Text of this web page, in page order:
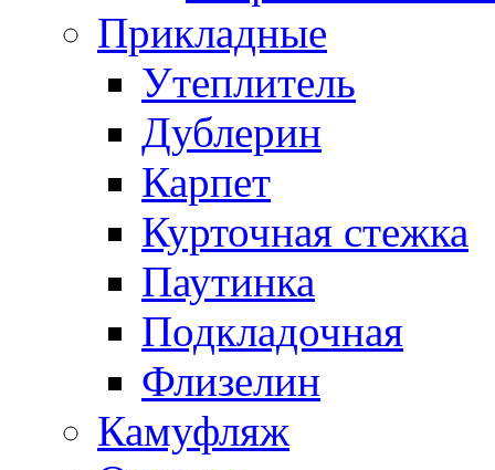
Прикладные
Утеплитель
Дублерин
Карпет
Курточная стежка
Паутинка
Подкладочная
Флизелин
Камуфляж